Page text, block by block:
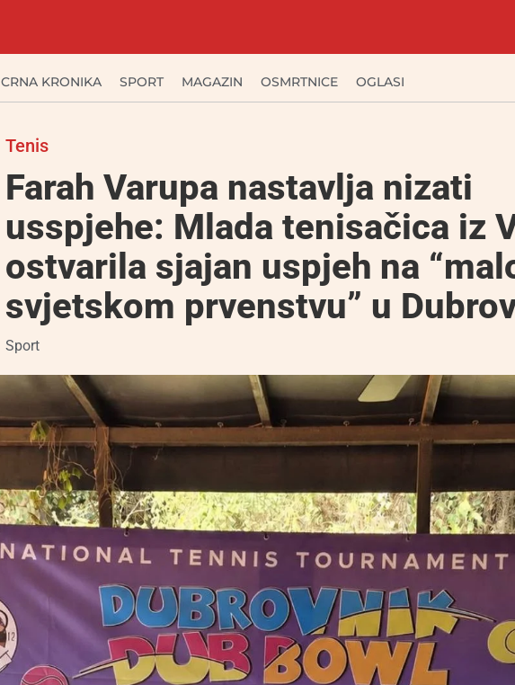
CRNA KRONIKA SPORT MAGAZIN OSMRTNICE OGLASI
Tenis
Farah Varupa nastavlja nizati
usspjehe: Mlada tenisačica iz
ostvarila sjajan uspjeh na
svjetskom prvenstvu” u
Sport